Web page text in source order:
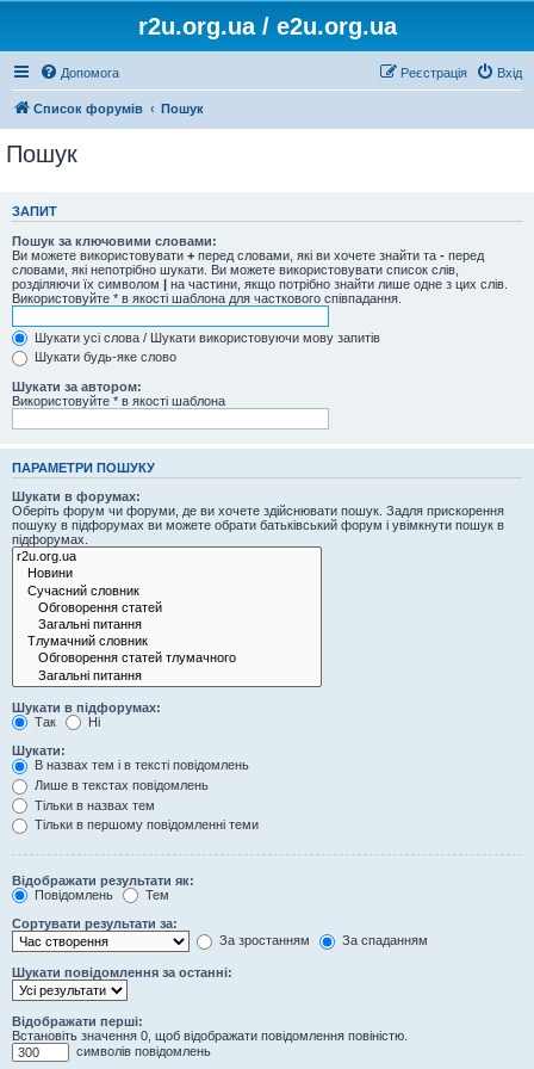
r2u.org.ua / e2u.org.ua
Допомога Вхід
Реєстрація
Список форумів Пошук
Пошук
ЗАПИТ
Пошук за ключовими словами:
Ви можете використовувати + перед словами, які ви хочете знайти та - перед
словами, які непотрібно шукати. Ви можете використовувати список слів,
розділяючи їх символом | на частини, якщо потрібно знайти лише одне з цих слів.
Використовуйте * в якості шаблона для часткового співпадання.
Шукати усі слова / Шукати використовуючи мову запитів
Шукати будь-яке слово
Шукати за автором:
Використовуйте * в якості шаблона
ПАРАМЕТРИ ПОШУКУ
Шукати в форумах:
Оберіть форум чи форуми, де ви хочете здійснювати пошук. Задля прискорення
пошуку в підфорумах ви можете обрати батьківський форум і увімкнути пошук в
підфорумах.
Шукати в підфорумах:
Так
Ні
Шукати:
В назвах тем і в тексті повідомлень
Лише в текстах повідомлень
Тільки в назвах тем
Тільки в першому повідомленні теми
Відображати результати як:
Повідомлень
Тем
Сортувати результати за:
За зростанням
За спаданням
Шукати повідомлення за останні:
Відображати перші:
Встановіть значення 0, щоб відображати повідомлення повіністю.
символів повідомлень